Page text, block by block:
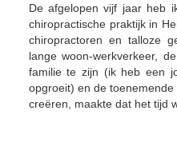
De afgelopen vijf jaar heb
chiropractische praktijk in
chiropractoren en talloze
lange woon-werkverkeer,
familie te zijn (ik heb een
opgroeit) en de
creëren, maakte dat het tijd